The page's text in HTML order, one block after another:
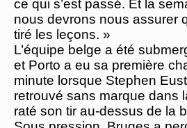
ce qui s’est passé. Et la
nous devrons nous assurer
tiré les leçons. »
L’équipe belge a été
et Porto a eu sa première
minute lorsque Stephen
retrouvé sans marque dans
raté son tir au-dessus de la